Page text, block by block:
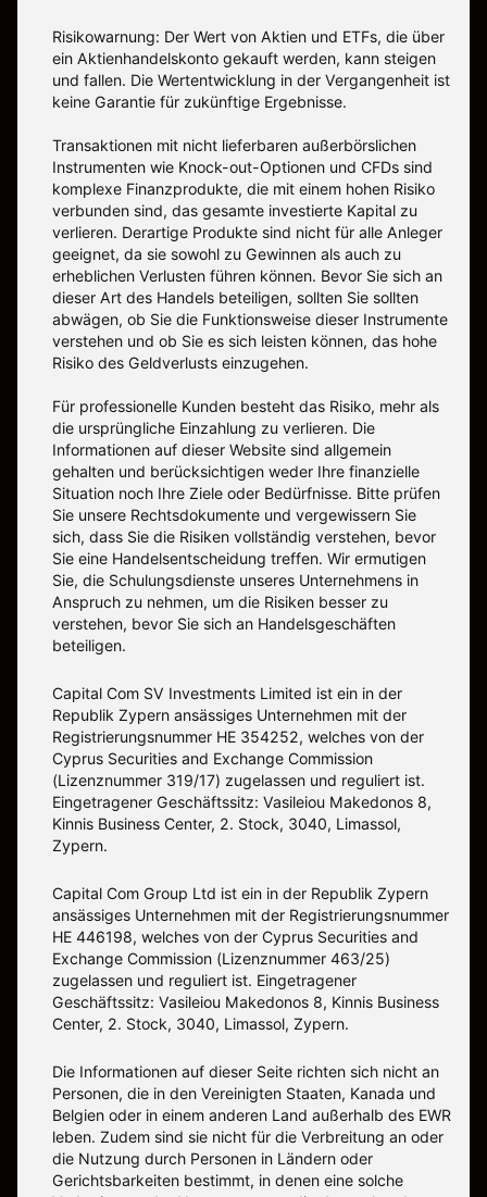
Risikowarnung: Der Wert von Aktien und ETFs, die über
ein Aktienhandelskonto gekauft werden, kann steigen
und fallen. Die Wertentwicklung in der Vergangenheit ist
keine Garantie für zukünftige Ergebnisse.
Transaktionen mit nicht lieferbaren außerbörslichen
Instrumenten wie Knock-out-Optionen und CFDs sind
komplexe Finanzprodukte, die mit einem hohen Risiko
verbunden sind, das gesamte investierte Kapital zu
verlieren. Derartige Produkte sind nicht für alle Anleger
geeignet, da sie sowohl zu Gewinnen als auch zu
erheblichen Verlusten führen können. Bevor Sie sich an
dieser Art des Handels beteiligen, sollten Sie sollten
abwägen, ob Sie die Funktionsweise dieser Instrumente
verstehen und ob Sie es sich leisten können, das hohe
Risiko des Geldverlusts einzugehen.
Für professionelle Kunden besteht das Risiko, mehr als
die ursprüngliche Einzahlung zu verlieren. Die
Informationen auf dieser Website sind allgemein
gehalten und berücksichtigen weder Ihre finanzielle
Situation noch Ihre Ziele oder Bedürfnisse. Bitte prüfen
Sie unsere Rechtsdokumente und vergewissern Sie
sich, dass Sie die Risiken vollständig verstehen, bevor
Sie eine Handelsentscheidung treffen. Wir ermutigen
Sie, die Schulungsdienste unseres Unternehmens in
Anspruch zu nehmen, um die Risiken besser zu
verstehen, bevor Sie sich an Handelsgeschäften
beteiligen.
Capital Com SV Investments Limited ist ein in der
Republik Zypern ansässiges Unternehmen mit der
Registrierungsnummer HE 354252, welches von der
Cyprus Securities and Exchange Commission
(Lizenznummer 319/17) zugelassen und reguliert ist.
Eingetragener Geschäftssitz: Vasileiou Makedonos 8,
Kinnis Business Center, 2. Stock, 3040, Limassol,
Zypern.
Capital Com Group Ltd ist ein in der Republik Zypern
ansässiges Unternehmen mit der Registrierungsnummer
ΗΕ 446198, welches von der Cyprus Securities and
Exchange Commission (Lizenznummer 463/25)
zugelassen und reguliert ist. Eingetragener
Geschäftssitz: Vasileiou Makedonos 8, Kinnis Business
Center, 2. Stock, 3040, Limassol, Zypern.
Die Informationen auf dieser Seite richten sich nicht an
Personen, die in den Vereinigten Staaten, Kanada und
Belgien oder in einem anderen Land außerhalb des EWR
leben. Zudem sind sie nicht für die Verbreitung an oder
die Nutzung durch Personen in Ländern oder
Gerichtsbarkeiten bestimmt, in denen eine solche